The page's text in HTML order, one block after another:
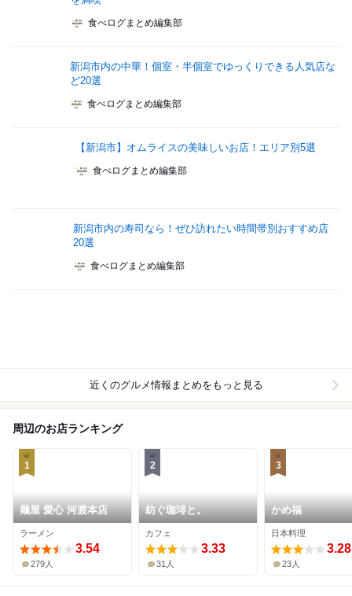
食べログまとめ編集部
新潟市内の中華！個室・半個室でゆっくりできる人気店な
ど20選
食べログまとめ編集部
【新潟市】オムライスの美味しいお店！エリア別5選
食べログまとめ編集部
新潟市内の寿司なら！ぜひ訪れたい時間帯別おすすめ店
20選
食べログまとめ編集部
近くのグルメ情報まとめをもっと見る
周辺のお店ランキング
1
麺屋 愛心 河渡本店
ラーメン
3.54
279人
2
紡ぐ珈琲と。
カフェ
3.33
31人
3
かめ福
日本料理
3.28
23人